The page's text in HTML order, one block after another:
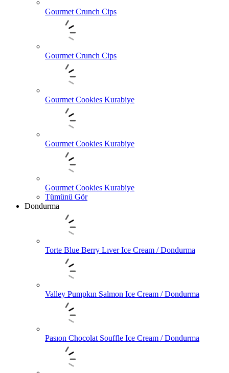
Gourmet Crunch Cips
Gourmet Crunch Cips
Gourmet Cookies Kurabiye
Gourmet Cookies Kurabiye
Gourmet Cookies Kurabiye
Tümünü Gör
Dondurma
Torte Blue Berry Lıver Ice Cream / Dondurma
Valley Pumpkın Salmon Ice Cream / Dondurma
Pasıon Chocolat Souffle Ice Cream / Dondurma